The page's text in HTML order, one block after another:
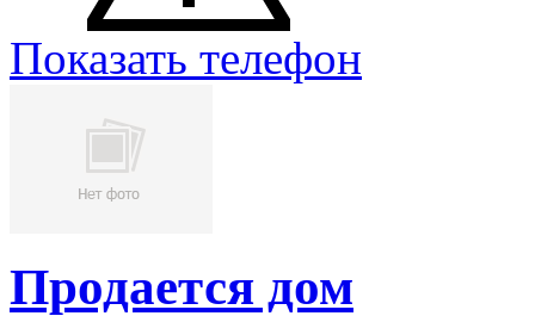
Показать телефон
Продается дом